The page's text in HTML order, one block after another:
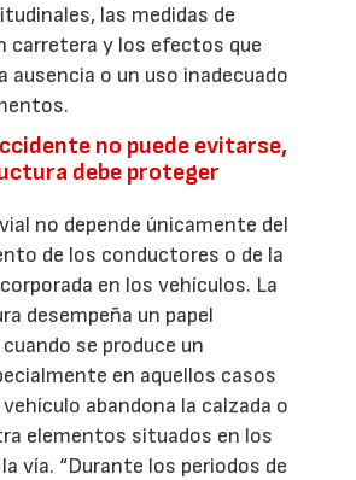
las medidas de
carretera y los efectos que
ausencia o un uso inadecuado
no puede evitarse,
debe proteger
no depende únicamente del
de los conductores o de la
en los vehículos. La
desempeña un papel
se produce un
en aquellos casos
abandona la calzada o
elementos situados en los
vía. “Durante los periodos de